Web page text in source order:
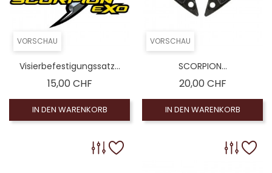
VORSCHAU
Visierbefestigungssatz...
15,00 CHFPreis
IN DEN WARENKORB
VORSCHAU
SCORPION...
20,00 CHFPreis
IN DEN WARENKORB